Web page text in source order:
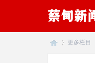
更多栏目